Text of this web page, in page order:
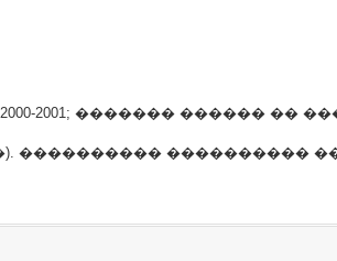
2001; ������� ������ ��
���������� ����������